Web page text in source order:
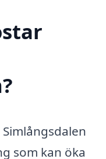
som kan öka